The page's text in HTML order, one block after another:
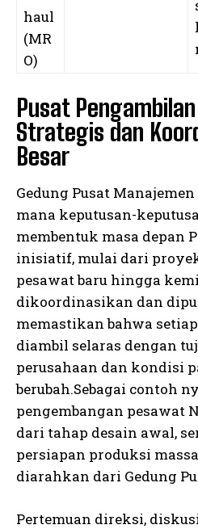
haul
(MR
O)
Pusat
Strategis dan
Besar
Gedung Pusat
mana keputusan-
membentuk masa depan
inisiatif, mulai dari
pesawat baru hingga
dikoordinasikan dan
memastikan bahwa
diambil selaras dengan
perusahaan dan kondisi
berubah.Sebagai contoh
pengembangan pesawat
dari tahap desain awal,
persiapan produksi
diarahkan dari Gedung
Pertemuan direksi,